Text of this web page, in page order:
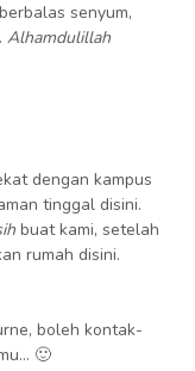
senyum,
Alhamdulillah
dengan kampus
tinggal disini.
buat kami, setelah
rumah disini.
boleh kontak-
🙂